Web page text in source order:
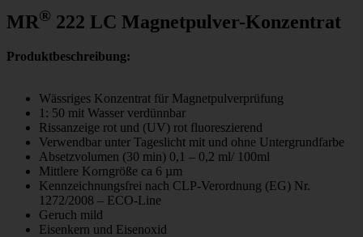
MR® 222 LC Magnetpulver-Konzentrat
Produktbeschreibung:
Wässriges Konzentrat für Magnetpulverprüfung
1: 50 mit Wasser verdünnbar
Rissanzeige rot und (UV) rot fluoreszierend
Verwendbar unter Tageslicht mit und ohne Untergrundfarbe
Absetzvolumen (30 min) 0,1 – 0,2 ml/ 100ml
Mittlere Korngröße ca 6 µm
Kennzeichnungsfrei nach CLP-Verordnung (EG) Nr.
1272/2008 – ECO-Line
Geruch mild
Eisenkern und Eisenoxid